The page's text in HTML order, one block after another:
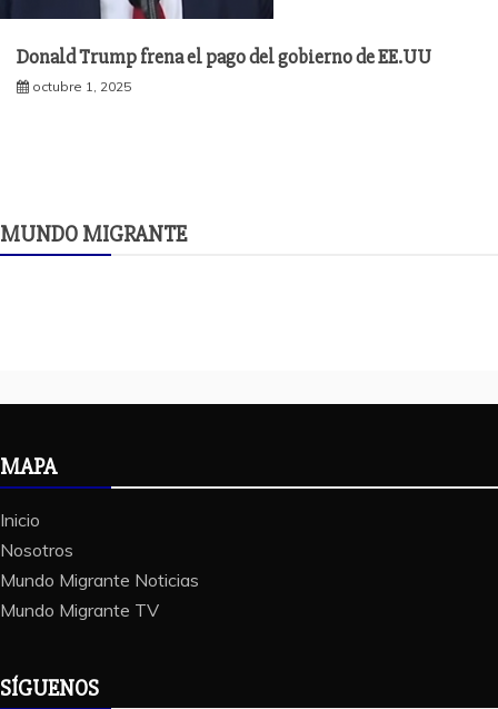
Donald Trump frena el pago del gobierno de EE.UU
octubre 1, 2025
MUNDO MIGRANTE
MAPA
Inicio
Nosotros
Mundo Migrante Noticias
Mundo Migrante TV
SÍGUENOS